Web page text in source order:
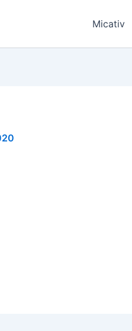
Micativ